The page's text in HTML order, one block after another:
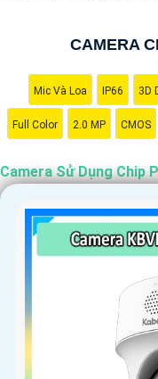
CAMERA
Mic Và Loa IP66 3D
Full Color 2.0 MP CMOS
Camera Sử Dụng Chip